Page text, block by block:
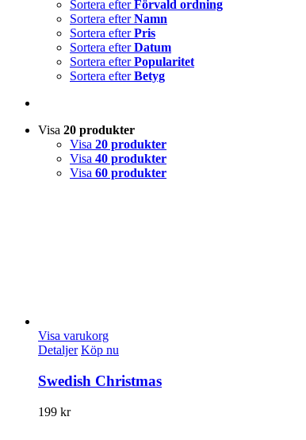
Sortera efterFörvald ordning
Sortera efterNamn
Sortera efterPris
Sortera efterDatum
Sortera efterPopularitet
Sortera efterBetyg
Visa 20 produkter
Visa 20 produkter
Visa 40 produkter
Visa 60 produkter
Visa varukorg
Detaljer Köp nu
Swedish Christmas
199 kr